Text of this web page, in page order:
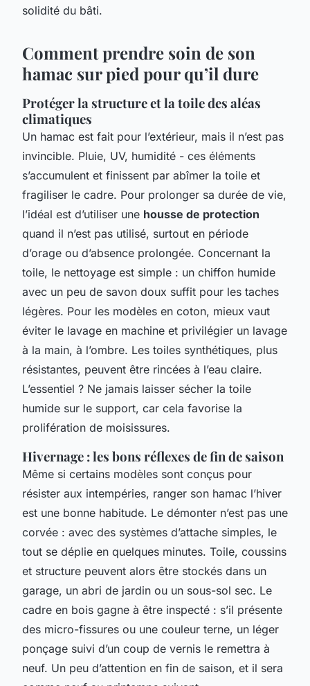
solidité du bâti.
Comment prendre soin de son
hamac sur pied pour qu’il dure
Protéger la structure et la toile des aléas
climatiques
Un hamac est fait pour l’extérieur, mais il n’est pas
invincible. Pluie, UV, humidité - ces éléments
s’accumulent et finissent par abîmer la toile et
fragiliser le cadre. Pour prolonger sa durée de vie,
l’idéal est d’utiliser une housse de protection
quand il n’est pas utilisé, surtout en période
d’orage ou d’absence prolongée. Concernant la
toile, le nettoyage est simple : un chiffon humide
avec un peu de savon doux suffit pour les taches
légères. Pour les modèles en coton, mieux vaut
éviter le lavage en machine et privilégier un lavage
à la main, à l’ombre. Les toiles synthétiques, plus
résistantes, peuvent être rincées à l’eau claire.
L’essentiel ? Ne jamais laisser sécher la toile
humide sur le support, car cela favorise la
prolifération de moisissures.
Hivernage : les bons réflexes de fin de saison
Même si certains modèles sont conçus pour
résister aux intempéries, ranger son hamac l’hiver
est une bonne habitude. Le démonter n’est pas une
corvée : avec des systèmes d’attache simples, le
tout se déplie en quelques minutes. Toile, coussins
et structure peuvent alors être stockés dans un
garage, un abri de jardin ou un sous-sol sec. Le
cadre en bois gagne à être inspecté : s’il présente
des micro-fissures ou une couleur terne, un léger
ponçage suivi d’un coup de vernis le remettra à
neuf. Un peu d’attention en fin de saison, et il sera